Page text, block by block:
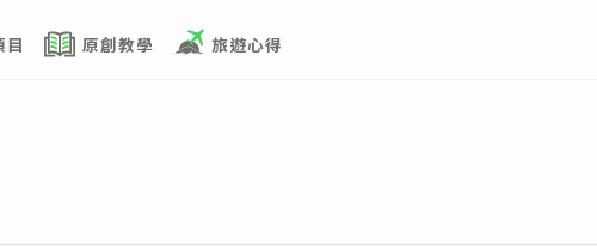
目 原創教學 旅遊心得